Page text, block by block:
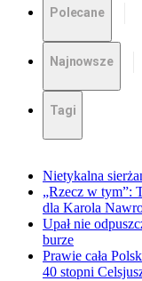
Polecane
Najnowsze
Tagi
Nietykalna
„Rzecz w tym”:
dla Karola
Upał nie
burze
Prawie cała
40 stopni